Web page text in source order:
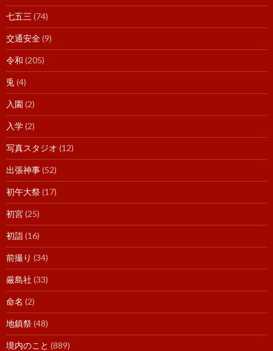
七五三 (74)
交通安全(9)
令和 (205)
兎 (4)
入園 (2)
入学(2)
写真スタジオ (12)
出張神事(52)
初午大祭(17)
初宮(25)
初詣(16)
前撮り (34)
厳島社 (33)
命名 (2)
地鎮祭(48)
境内のこと (889)